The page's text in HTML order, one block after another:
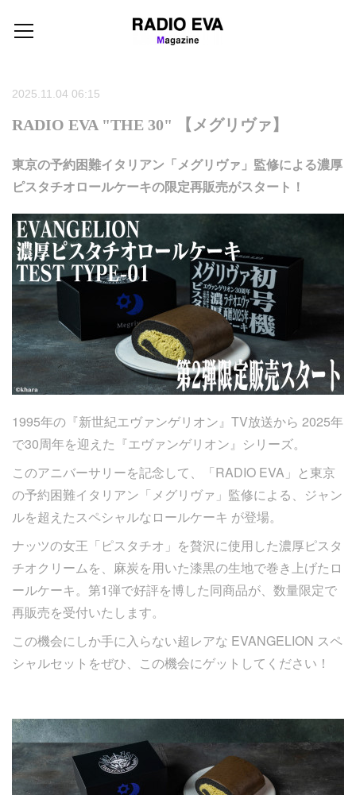
2025.11.04 06:15
RADIO EVA "THE 30" 【メグリヴァ】
東京の予約困難イタリアン「メグリヴァ」監修による濃厚
ピスタチオロールケーキの限定再販売がスタート！
1995年の『新世紀エヴァンゲリオン』TV放送から 2025年
で30周年を迎えた『エヴァンゲリオン』シリーズ。
このアニバーサリーを記念して、「RADIO EVA」と東京
の予約困難イタリアン「メグリヴァ」監修による、ジャン
ルを超えたスペシャルなロールケーキ が登場。
ナッツの女王「ピスタチオ」を贅沢に使用した濃厚ピスタ
チオクリームを、麻炭を用いた漆黒の生地で巻き上げたロ
ールケーキ。第1弾で好評を博した同商品が、数量限定で
再販売を受付いたします。
この機会にしか手に入らない超レアな EVANGELION スペ
シャルセットをぜひ、この機会にゲットしてください！